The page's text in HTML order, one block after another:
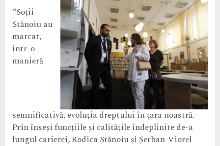
“Soții
Stănoiu au
marcat,
într-o
manieră
semnificativă, evoluția dreptului în țara noastră.
Prin înseși funcțiile și calitățile îndeplinite de-a
lungul carierei, Rodica Stănoiu și Șerban-Viorel